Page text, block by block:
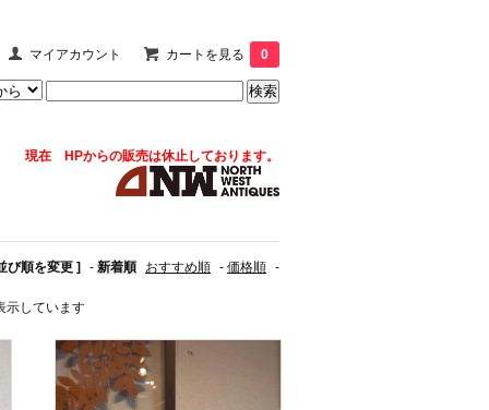
マイアカウント カートを見る 0
現在 HPからの販売は休止しております。
び順を変更 ] - 新着順 おすすめ順 - 価格順 -
示しています